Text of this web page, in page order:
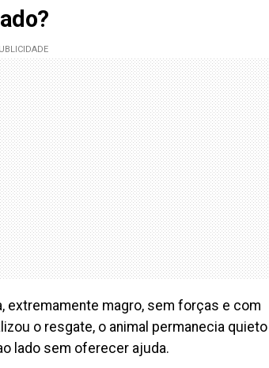
extremamente magro, sem forças e com
o resgate, o animal permanecia quieto
lado sem oferecer ajuda.